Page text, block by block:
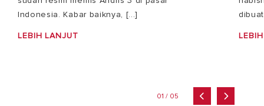
Indonesia. Kabar baiknya, [...]
LEBIH LANJUT
01 / 05